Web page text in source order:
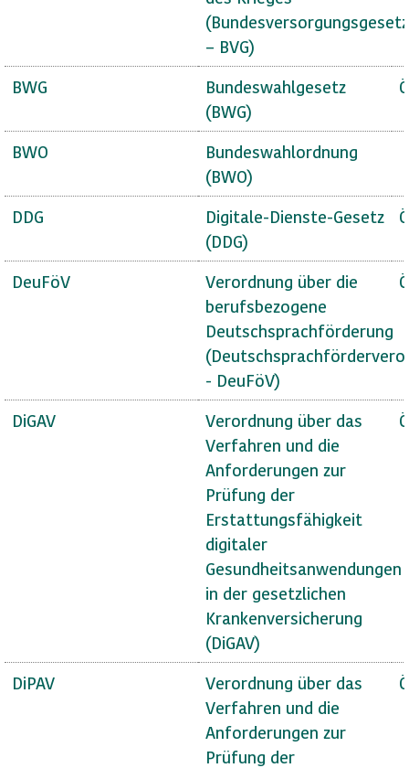
(Bundesversorgungsgesetz
– BVG)
BWG
Bundeswahlgesetz
(BWG)
BWO
Bundeswahlordnung
(BWO)
DDG
Digitale-Dienste-Gesetz
(DDG)
DeuFöV
Verordnung über die
berufsbezogene
Deutschsprachförderung
- DeuFöV)
DiGAV
Verordnung über das
Verfahren und die
Anforderungen zur
Prüfung der
Erstattungsfähigkeit
digitaler
Gesundheitsanwendungen
in der gesetzlichen
Krankenversicherung
(DiGAV)
DiPAV
Verordnung über das
Verfahren und die
Anforderungen zur
Prüfung der